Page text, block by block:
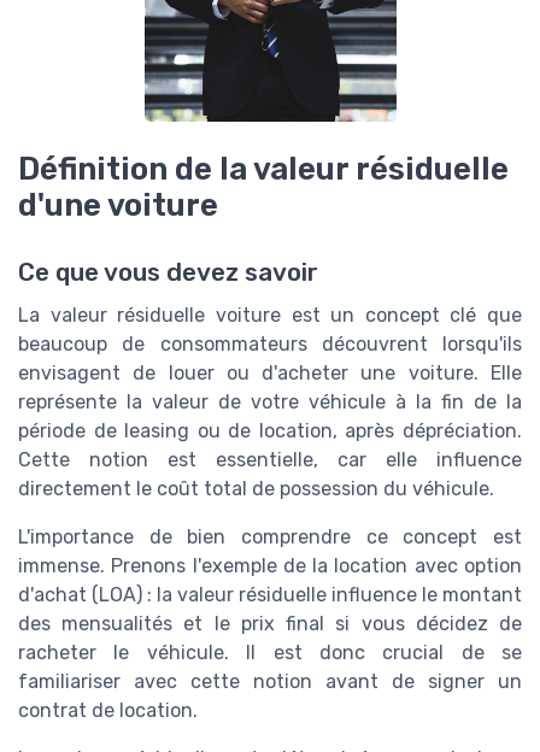
Définition de la valeur résiduelle
d'une voiture
Ce que vous devez savoir
La valeur résiduelle voiture est un concept clé que
beaucoup de consommateurs découvrent lorsqu'ils
envisagent de louer ou d'acheter une voiture. Elle
représente la valeur de votre véhicule à la fin de la
période de leasing ou de location, après dépréciation.
Cette notion est essentielle, car elle influence
directement le coût total de possession du véhicule.
L'importance de bien comprendre ce concept est
immense. Prenons l'exemple de la location avec option
d'achat (LOA) : la valeur résiduelle influence le montant
des mensualités et le prix final si vous décidez de
racheter le véhicule. Il est donc crucial de se
familiariser avec cette notion avant de signer un
contrat de location.